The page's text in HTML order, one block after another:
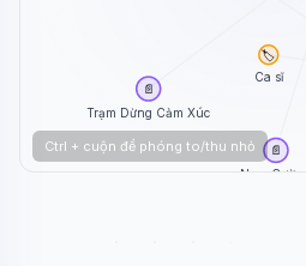
Trạm Dừng Cảm Xúc
📄
Nam Cường
📄
Ca sĩ
🏷️
Ctrl + cuộn để phóng to/thu nhỏ